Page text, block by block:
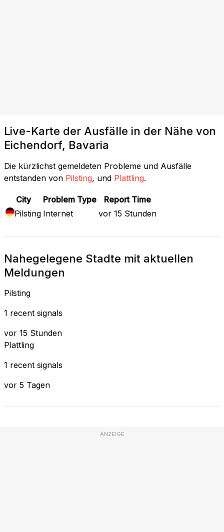
Live-Karte der Ausfälle in der Nähe von
Eichendorf, Bavaria
Die kürzlichst gemeldeten Probleme und Ausfälle
entstanden von Pilsting, und Plattling.
City Problem Type
Report Time
Pilsting Internet vor 15 Stunden
Nahegelegene Stadte mit aktuellen
Meldungen
Pilsting
1 recent signals
vor 15 Stunden
Plattling
1 recent signals
vor 5 Tagen
ANZEIGE